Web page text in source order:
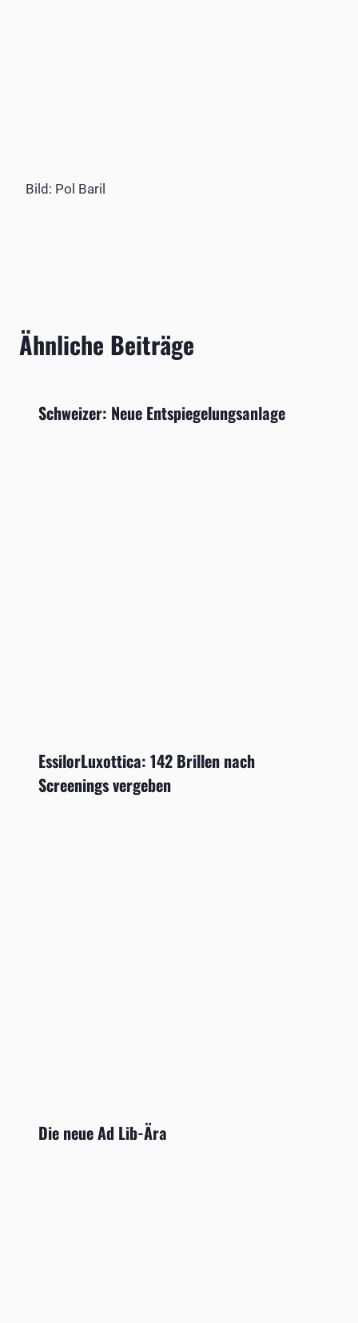
Bild: Pol Baril
Ähnliche Beiträge
Schweizer: Neue Entspiegelungsanlage
EssilorLuxottica: 142 Brillen nach
Screenings vergeben
Die neue Ad Lib-Ära